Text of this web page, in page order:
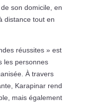
son domicile, en
distance tout en
réussites » est
les personnes
À travers
Karapinar rend
mais également